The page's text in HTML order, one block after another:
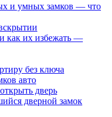
и умных замков — что
как их избежать —
без ключа
авто
дверь
дверной замок